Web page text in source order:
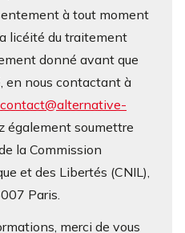
à tout moment
licéité du traitement
donné avant que
en nous contactant à
contact@alternative-
également soumettre
la Commission
et des Libertés (CNIL),
Paris.
merci de vous